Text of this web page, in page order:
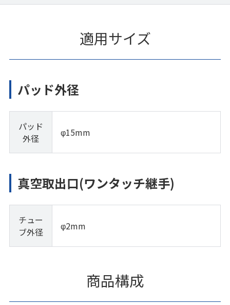
適用サイズ
パッド外径
パッド
外径
φ15mm
真空取出口(ワンタッチ継手)
チュー
ブ外径
φ2mm
商品構成